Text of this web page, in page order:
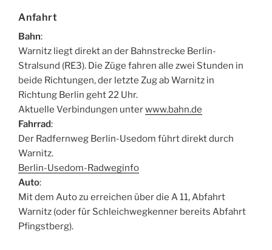
Anfahrt
Bahn:
Warnitz liegt direkt an der Bahnstrecke Berlin-
Stralsund (RE3). Die Züge fahren alle zwei Stunden in
beide Richtungen, der letzte Zug ab Warnitz in
Richtung Berlin geht 22 Uhr.
Aktuelle Verbindungen unterwww.bahn.de
Fahrrad:
Der Radfernweg Berlin-Usedom führt direkt durch
Warnitz.
Berlin-Usedom-Radweginfo
Auto:
Mit dem Auto zu erreichen über die A 11, Abfahrt
Warnitz (oder für Schleichwegkenner bereits Abfahrt
Pfingstberg).